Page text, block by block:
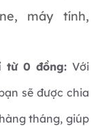
máy tính,
từ 0 đồng: Với
sẽ được chia
tháng, giúp